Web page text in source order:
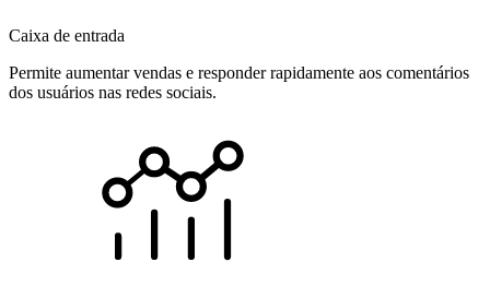
Caixa de entrada
Permite aumentar vendas e responder rapidamente aos comentários
dos usuários nas redes sociais.